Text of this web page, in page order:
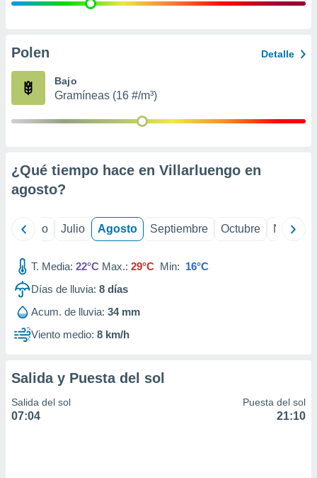
publicidad
de
Polen Detalle
Bajo
Gramíneas (16 #/m³)
¿Qué tiempo hace en Villarluengo en
agosto?
Junio Julio Agosto Septiembre Octubre
T. Media: 22°C Max.: 29°C Min: 16°C
Días de lluvia: 8 días
Acum. de lluvia: 34 mm
Viento medio: 8 km/h
Salida y Puesta del sol
Salida del sol
07:04
Puesta del sol
21:10